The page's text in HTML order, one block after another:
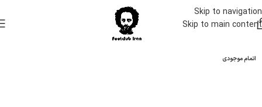
Skip to navigation
Skip to main content
اتمام موجودی